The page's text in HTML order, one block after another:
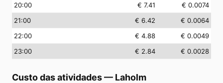
20:00 € 7.41
€ 0.0074
21:00 € 6.42
€ 0.0064
22:00 € 4.88
€ 0.0049
23:00 € 2.84 € 0.0028
Custo das atividades— Laholm